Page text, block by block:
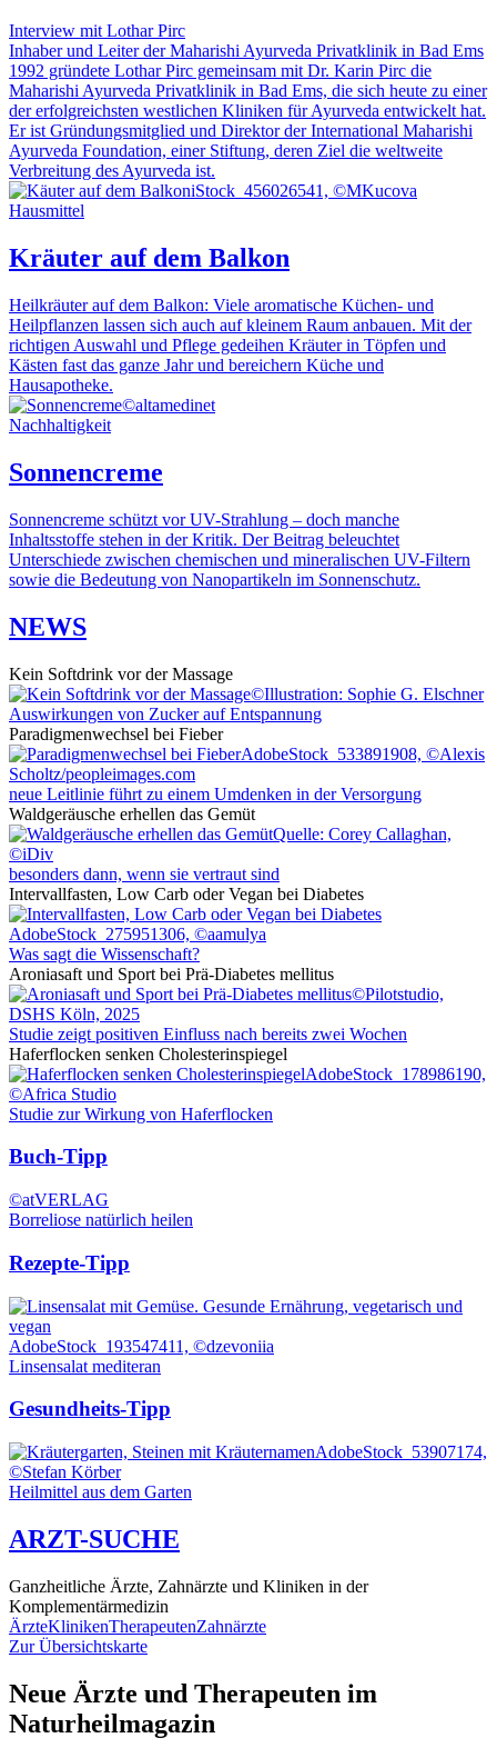
Interview mit Lothar Pirc
Inhaber und Leiter der Maharishi Ayurveda Privatklinik in Bad Ems
1992 gründete Lothar Pirc gemeinsam mit Dr. Karin Pirc die
Maharishi Ayurveda Privatklinik in Bad Ems, die sich heute zu einer
der erfolgreichsten westlichen Kliniken für Ayurveda entwickelt hat.
Er ist Gründungsmitglied und Direktor der International Maharishi
Ayurveda Foundation, einer Stiftung, deren Ziel die weltweite
Verbreitung des Ayurveda ist.
iStock_456026541, ©MKucova
Hausmittel
Kräuter auf dem Balkon
Heilkräuter auf dem Balkon: Viele aromatische Küchen- und
Heilpflanzen lassen sich auch auf kleinem Raum anbauen. Mit der
richtigen Auswahl und Pflege gedeihen Kräuter in Töpfen und
Kästen fast das ganze Jahr und bereichern Küche und
Hausapotheke.
©altamedinet
Nachhaltigkeit
Sonnencreme
Sonnencreme schützt vor UV-Strahlung – doch manche
Inhaltsstoffe stehen in der Kritik. Der Beitrag beleuchtet
Unterschiede zwischen chemischen und mineralischen UV-Filtern
sowie die Bedeutung von Nanopartikeln im Sonnenschutz.
NEWS
Kein Softdrink vor der Massage
©Illustration: Sophie G. Elschner
Auswirkungen von Zucker auf Entspannung
Paradigmenwechsel bei Fieber
AdobeStock_533891908, ©Alexis
Scholtz/peopleimages.com
neue Leitlinie führt zu einem Umdenken in der Versorgung
Waldgeräusche erhellen das Gemüt
Quelle: Corey Callaghan,
©iDiv
besonders dann, wenn sie vertraut sind
Intervallfasten, Low Carb oder Vegan bei Diabetes
AdobeStock_275951306, ©aamulya
Was sagt die Wissenschaft?
Aroniasaft und Sport bei Prä-Diabetes mellitus
©Pilotstudio,
DSHS Köln, 2025
Studie zeigt positiven Einfluss nach bereits zwei Wochen
Haferflocken senken Cholesterinspiegel
AdobeStock_178986190,
©Africa Studio
Studie zur Wirkung von Haferflocken
Buch-Tipp
©atVERLAG
Borreliose natürlich heilen
Rezepte-Tipp
AdobeStock_193547411, ©dzevoniia
Linsensalat mediteran
Gesundheits-Tipp
AdobeStock_53907174,
©Stefan Körber
Heilmittel aus dem Garten
ARZT-SUCHE
Ganzheitliche Ärzte, Zahnärzte und Kliniken in der
Komplementärmedizin
ÄrzteKlinikenTherapeutenZahnärzte
Zur Übersichtskarte
Neue Ärzte und Therapeuten im
Naturheilmagazin